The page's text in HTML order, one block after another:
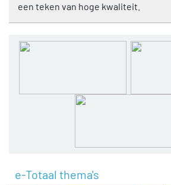
een teken van hoge kwaliteit.
e-Totaal thema's